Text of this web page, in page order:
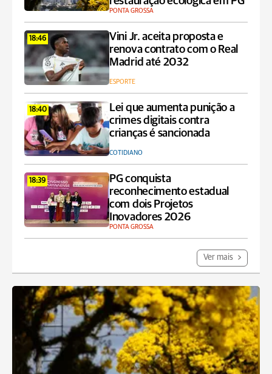
PONTA GROSSA
18:46
Vini Jr. aceita proposta e
renova contrato com o Real
Madrid até 2032
ESPORTE
18:40
Lei que aumenta punição a
crimes digitais contra
crianças é sancionada
COTIDIANO
18:39
PG conquista
reconhecimento estadual
com dois Projetos
Inovadores 2026
PONTA GROSSA
Ver mais